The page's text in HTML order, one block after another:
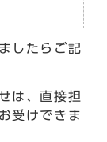
したらご記
は、直接担
受けできま